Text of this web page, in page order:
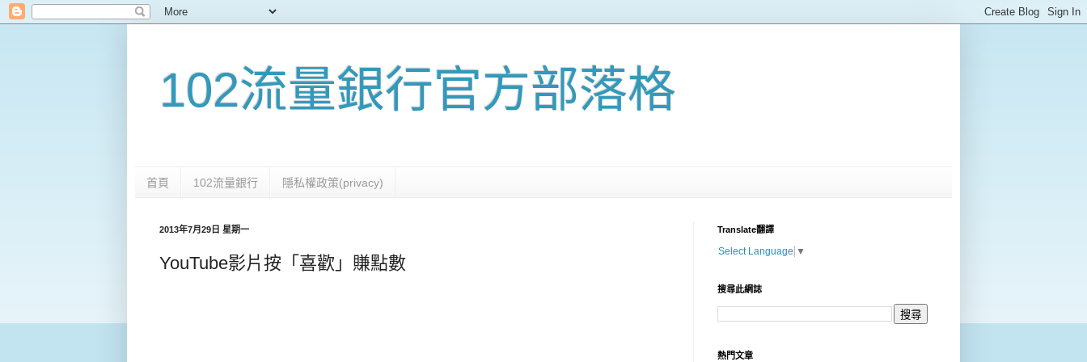
102流量銀行官方部落格
首頁 102流量銀行 隱私權政策(privacy)
2013年7月29日 星期一
YouTube影片按「喜歡」賺點數
Translate翻譯
Select Language ▼
搜尋此網誌
熱門文章